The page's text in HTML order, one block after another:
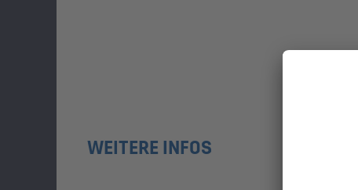
WEITERE INFOS